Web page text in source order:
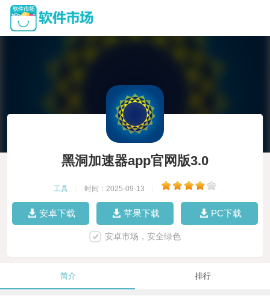
黑洞加速器app官网版3.0
工具 时间：2025-09-13
安卓下载 苹果下载 PC下载
安卓市场，安全绿色
简介 排行